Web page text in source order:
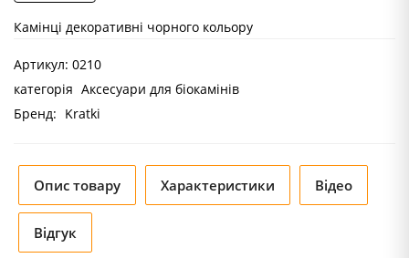
Камінці декоративні чорного кольору
Артикул: 0210
категорія Аксесуари для біокамінів
Бренд: Kratki
Опис товару Характеристики Відео
Відгук